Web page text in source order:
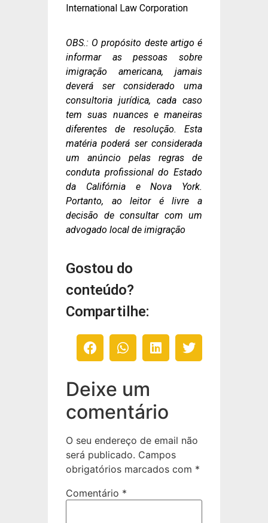
International Law Corporation
OBS.: O propósito deste artigo é
informar as pessoas sobre
imigração americana, jamais
deverá ser considerado uma
consultoria jurídica, cada caso
tem suas nuances e maneiras
diferentes de resolução. Esta
matéria poderá ser considerada
um anúncio pelas regras de
conduta profissional do Estado
da Califórnia e Nova York.
Portanto, ao leitor é livre a
decisão de consultar com um
advogado local de imigração
Gostou do
conteúdo?
Compartilhe:
Deixe um
comentário
O seu endereço de email não
será publicado. Campos
obrigatórios marcados com *
Comentário *